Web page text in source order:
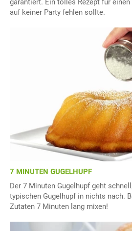
garantiert. Ein tolles Rezept für
auf keiner Party fehlen sollte.
7 MINUTEN GUGELHUPF
Der 7 Minuten Gugelhupf geht
typischen Gugelhupf in nichts nach.
Zutaten 7 Minuten lang mixen!